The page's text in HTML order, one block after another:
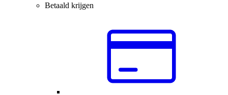
Betaald krijgen